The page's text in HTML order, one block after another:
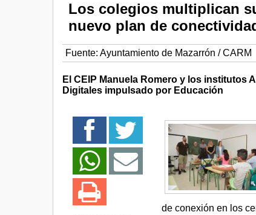
Los colegios multiplican
nuevo plan de
Fuente: Ayuntamiento de Mazarrón / CARM
El CEIP Manuela Romero y los institutos
Digitales impulsado por Educación
de conexión en los